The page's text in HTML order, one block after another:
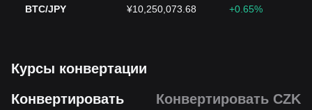
BTC/JPY ¥10,250,073.68 +0.65%
Курсы конвертации
Конвертировать
Конвертировать CZK